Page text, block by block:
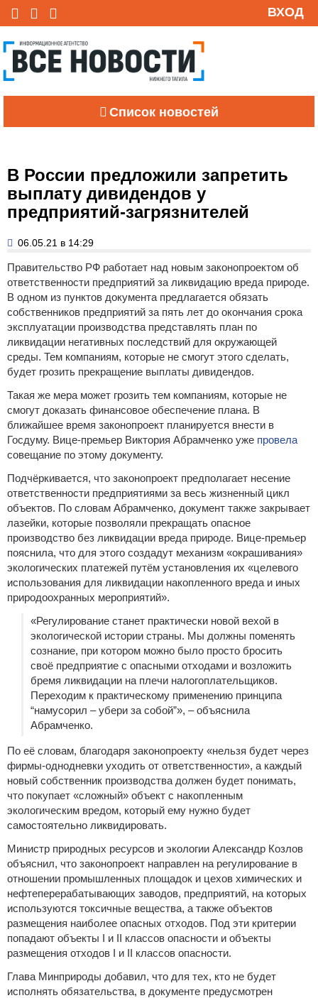
ВХОД
Список новостей
В России предложили запретить
выплату дивидендов у
предприятий-загрязнителей
06.05.21 в 14:29
Правительство РФ работает над новым законопроектом об
ответственности предприятий за ликвидацию вреда природе.
В одном из пунктов документа предлагается обязать
собственников предприятий за пять лет до окончания срока
эксплуатации производства представлять план по
ликвидации негативных последствий для окружающей
среды. Тем компаниям, которые не смогут этого сделать,
будет грозить прекращение выплаты дивидендов.
Такая же мера может грозить тем компаниям, которые не
смогут доказать финансовое обеспечение плана. В
ближайшее время законопроект планируется внести в
Госдуму. Вице-премьер Виктория Абрамченко уже провела
совещание по этому документу.
Подчёркивается, что законопроект предполагает несение
ответственности предприятиями за весь жизненный цикл
объектов. По словам Абрамченко, документ также закрывает
лазейки, которые позволяли прекращать опасное
производство без ликвидации вреда природе. Вице-премьер
пояснила, что для этого создадут механизм «окрашивания»
экологических платежей путём установления их «целевого
использования для ликвидации накопленного вреда и иных
природоохранных мероприятий».
«Регулирование станет практически новой вехой в
экологической истории страны. Мы должны поменять
сознание, при котором можно было просто бросить
своё предприятие с опасными отходами и возложить
бремя ликвидации на плечи налогоплательщиков.
Переходим к практическому применению принципа
“намусорил – убери за собой”», – объяснила
Абрамченко.
По её словам, благодаря законопроекту «нельзя будет через
фирмы-однодневки уходить от ответственности», а каждый
новый собственник производства должен будет понимать,
что покупает «сложный» объект с накопленным
экологическим вредом, который ему нужно будет
самостоятельно ликвидировать.
Министр природных ресурсов и экологии Александр Козлов
объяснил, что законопроект направлен на регулирование в
отношении промышленных площадок и цехов химических и
нефтеперерабатывающих заводов, предприятий, на которых
используются токсичные вещества, а также объектов
размещения наиболее опасных отходов. Под эти критерии
попадают объекты I и II классов опасности и объекты
размещения отходов I и II классов опасности.
Глава Минприроды добавил, что для тех, кто не будет
исполнять обязательства, в документе предусмотрен